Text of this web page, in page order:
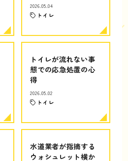
2026.05.04
トイレ
トイレが流れない事
態での応急処置の心
得
2026.05.02
トイレ
水道業者が指摘する
ウォシュレット横か